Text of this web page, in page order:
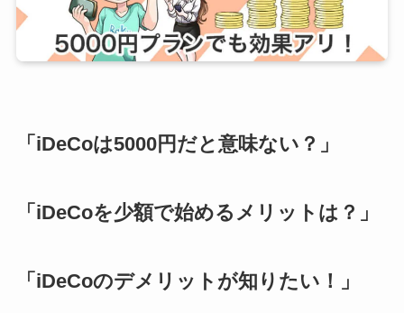
「iDeCoは5000円だと意味ない？」
「iDeCoを少額で始めるメリットは？」
「iDeCoのデメリットが知りたい！」